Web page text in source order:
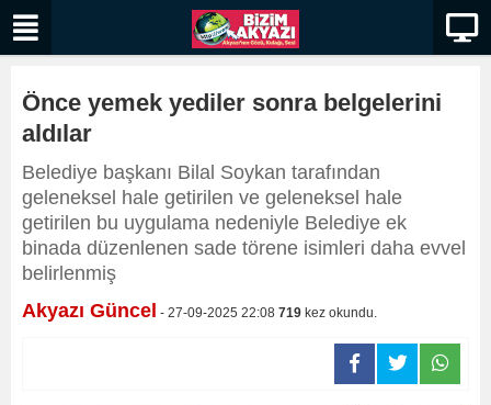
Önce yemek yediler sonra belgelerini
aldılar
Belediye başkanı Bilal Soykan tarafından
geleneksel hale getirilen ve geleneksel hale
getirilen bu uygulama nedeniyle Belediye ek
binada düzenlenen sade törene isimleri daha evvel
belirlenmiş
Akyazı Güncel - 27-09-2025 22:08 719 kez okundu.